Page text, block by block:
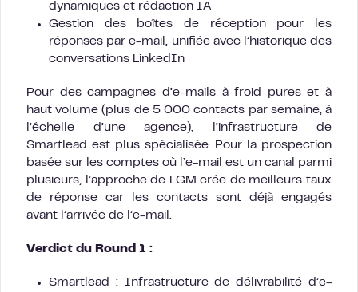
dynamiques et rédaction IA
Gestion des boîtes de réception pour les
réponses par e-mail, unifiée avec l’historique des
conversations LinkedIn
Pour des campagnes d’e-mails à froid pures et à
haut volume (plus de 5 000 contacts par semaine, à
l’échelle d’une agence), l’infrastructure de
Smartlead est plus spécialisée. Pour la prospection
basée sur les comptes où l’e-mail est un canal parmi
plusieurs, l’approche de LGM crée de meilleurs taux
de réponse car les contacts sont déjà engagés
avant l’arrivée de l’e-mail.
Verdict du Round 1 :
Smartlead : Infrastructure de délivrabilité d’e-